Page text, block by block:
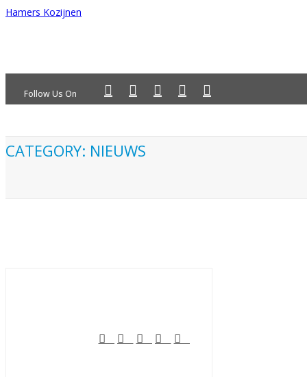
Hamers Kozijnen
Follow Us On
CATEGORY: NIEUWS